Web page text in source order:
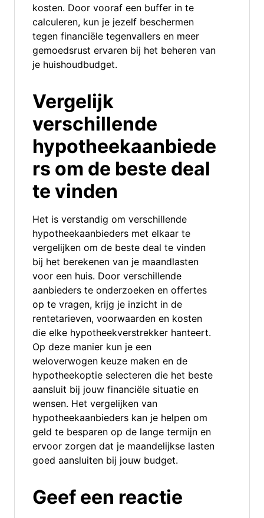
kosten. Door vooraf een buffer in te
calculeren, kun je jezelf beschermen
tegen financiële tegenvallers en meer
gemoedsrust ervaren bij het beheren van
je huishoudbudget.
Vergelijk
verschillende
hypotheekaanbiede
rs om de beste deal
te vinden
Het is verstandig om verschillende
hypotheekaanbieders met elkaar te
vergelijken om de beste deal te vinden
bij het berekenen van je maandlasten
voor een huis. Door verschillende
aanbieders te onderzoeken en offertes
op te vragen, krijg je inzicht in de
rentetarieven, voorwaarden en kosten
die elke hypotheekverstrekker hanteert.
Op deze manier kun je een
weloverwogen keuze maken en de
hypotheekoptie selecteren die het beste
aansluit bij jouw financiële situatie en
wensen. Het vergelijken van
hypotheekaanbieders kan je helpen om
geld te besparen op de lange termijn en
ervoor zorgen dat je maandelijkse lasten
goed aansluiten bij jouw budget.
Geef een reactie